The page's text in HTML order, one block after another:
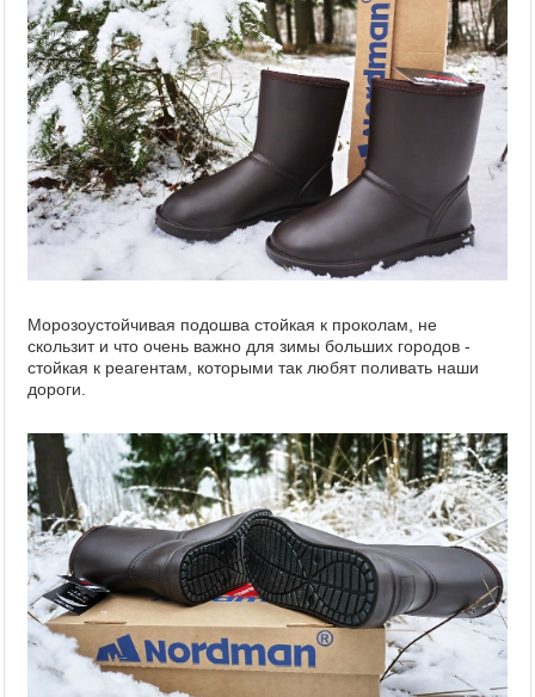
Морозоустойчивая подошва стойкая к проколам, не
скользит и что очень важно для зимы больших городов -
стойкая к реагентам, которыми так любят поливать наши
дороги.